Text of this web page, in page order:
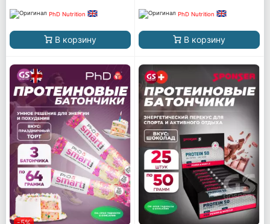
PhD Nutrition
В корзину
PhD Nutrition
В корзину